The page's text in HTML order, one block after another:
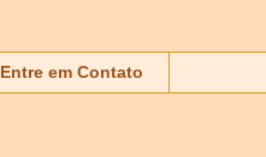
Entre em Contato